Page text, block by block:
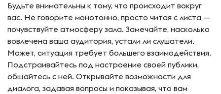
Будьте внимательны к тому, что происходит вокруг
вас. Не говорите монотонно, просто читая с листа —
почувствуйте атмосферу зала. Замечайте, насколько
вовлечена ваша аудитория, устали ли слушатели.
Может, ситуация требует большего взаимодействия.
Подстраивайтесь под настроение своей публики,
общайтесь с ней. Открывайте возможности для
диалога, задавая вопросы и показывая, что вам